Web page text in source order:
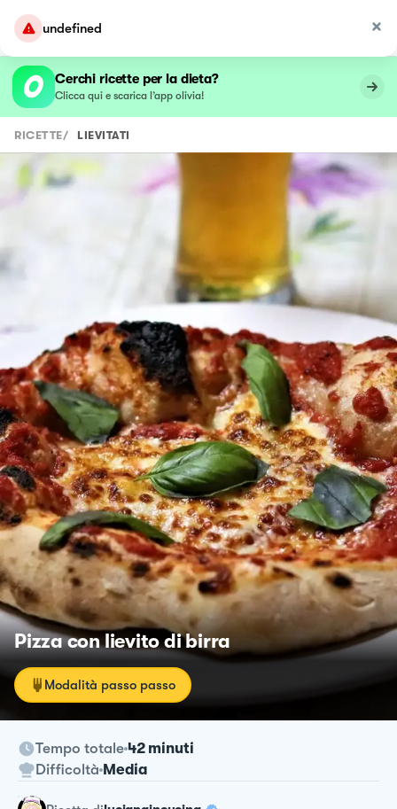
undefined
Cerchi ricette per la dieta?
Clicca qui e scarica l’app olivia!
RICETTE/ LIEVITATI
Pizza con lievito di birra
Modalità passo passo
Tempo totale 42 minuti
Difficoltà Media